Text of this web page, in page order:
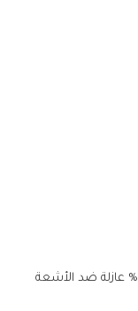
الجلد PVC توصل 100% عازلة ضد الأشعة